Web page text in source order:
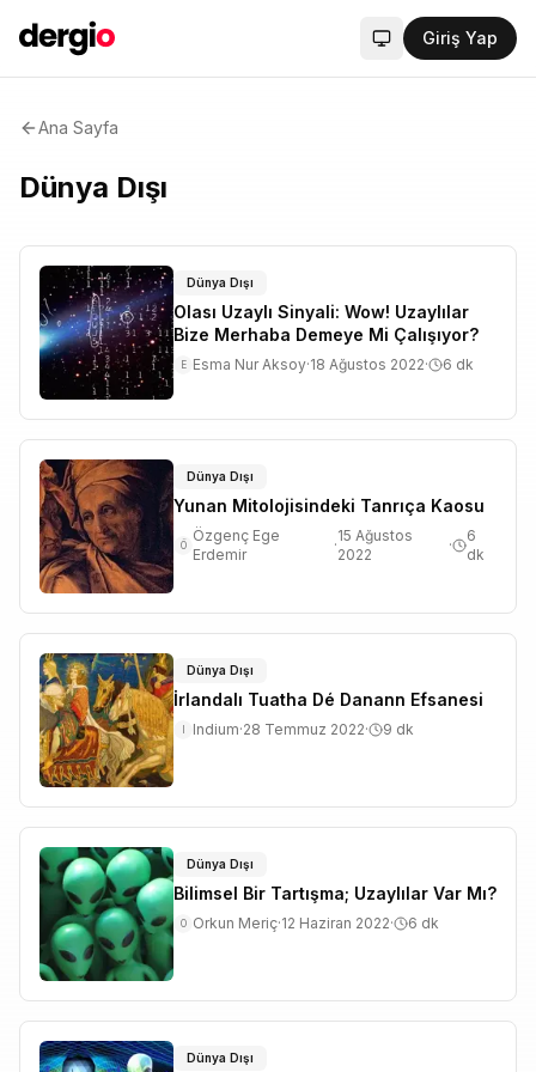
Sistem modu aktif
Giriş Yap
Ana Sayfa
Dünya Dışı
Dünya Dışı
Olası Uzaylı Sinyali: Wow! Uzaylılar
Bize Merhaba Demeye Mi Çalışıyor?
E Esma Nur Aksoy·18 Ağustos 2022· 6 dk
Dünya Dışı
Yunan Mitolojisindeki Tanrıça Kaosu
Ö
Özgenç Ege
Erdemir
·
15 Ağustos
2022
·
6
dk
Dünya Dışı
İrlandalı Tuatha Dé Danann Efsanesi
Indium·28 Temmuz 2022· 9 dk
Dünya Dışı
Bilimsel Bir Tartışma; Uzaylılar Var Mı?
O Orkun Meriç·12 Haziran 2022· 6 dk
Dünya Dışı